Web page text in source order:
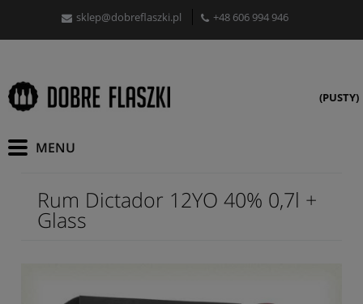
sklep@dobreflaszki.pl +48 606 994 946
(PUSTY)
Rum Dictador 12YO 40% 0,7l +
Glass